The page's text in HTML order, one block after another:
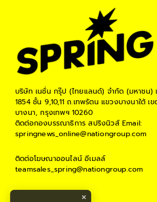
บริษัท เนชั่น กรุ๊ป (ไทยแลนด์) จำกัด (มหาชน)
1854 ชั้น 9,10,11 ถ.เทพรัตน แขวงบางนาใต้ เข
บางนา, กรุงเทพฯ 10260
ติดต่อกองบรรณาธิการ สปริงนิวส์Email:
springnews_online@nationgroup.com
ติดต่อโฆษณาออนไลน์ อีเมลล์
teamsales_spring@nationgroup.com
×